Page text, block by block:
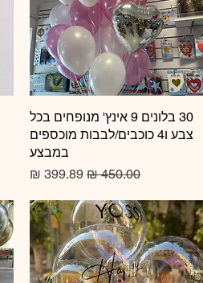
תצוגה מהירה
30 בלונים 9 אינץ' מנופחים בכל
צבע ו4 כוכבים/לבבות מוכספים
במבצע
מחיר רגיל מחיר מבצע